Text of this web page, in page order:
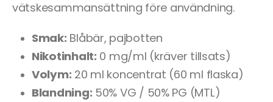
vätskesammansättning före användning.
Smak: Blåbär, pajbotten
Nikotinhalt: 0 mg/ml (kräver tillsats)
Volym: 20 ml koncentrat (60 ml flaska)
Blandning: 50% VG / 50% PG (MTL)